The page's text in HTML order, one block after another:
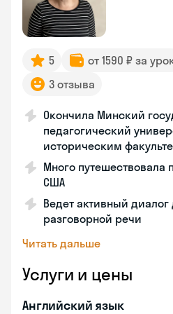
5 от 1590 ₽ за
3 отзыва
Окончила Минский
педагогический
историческим
Много путешествовала
США
Ведет активный диалог
разговорной речи
Читать дальше
Услуги и цены
Английский язык